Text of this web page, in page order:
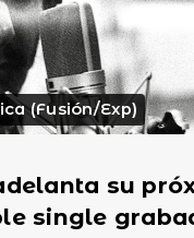
(Fusión/Exp)
su
single